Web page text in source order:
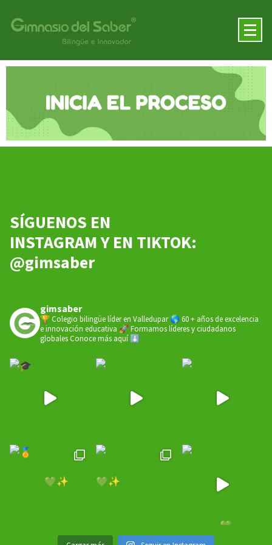
SÍGUENOS EN
INSTAGRAM Y EN TIKTOK:
@gimsaber
gimsaber
🏆 Colegio bilingüe líder en Valledupar🌎 60 + años de excelencia
e innovación educativa 🚀 Formamos líderes y ciudadanos
globalesConoce más aquí ⬇️